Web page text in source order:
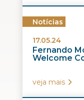
Notícias
17.05.24
Fernando
Welcome
veja mais